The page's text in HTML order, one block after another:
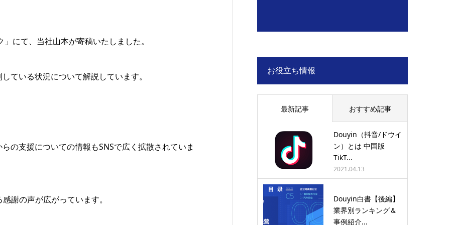
にて、当社山本が寄稿いたしました。
ている状況について解説しています。
の支援についての情報もSNSで広く拡散されていま
謝の声が広がっています。
お役立ち情報
最新記事 おすすめ記事
Douyin（抖音/ドウイ
ン）とは 中国版
TikT...
2021.04.13
Douyin白書【後編】
業界別ランキング＆
事例紹介...